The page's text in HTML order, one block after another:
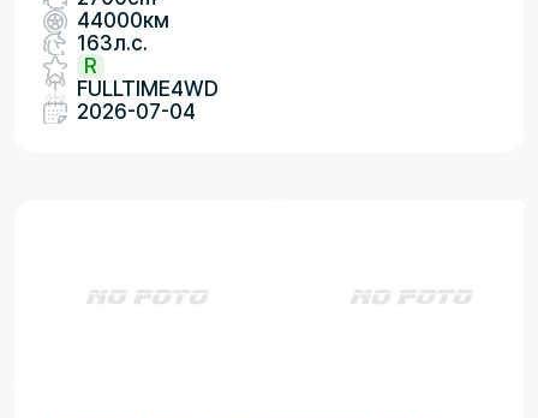
44000км
163л.с.
R
FULLTIME4WD
2026-07-04